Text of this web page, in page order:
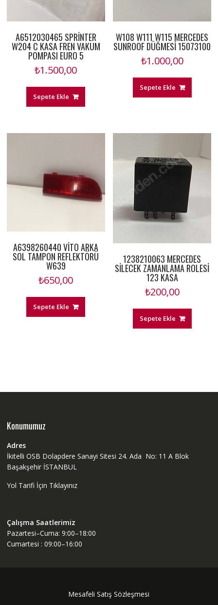
A6512030465 SPRİNTER
W204 C KASA FREN VAKUM
POMPASI EURO 5
₺1.500,00
Sepete Ekle
W108 W111 W115 MERCEDES
SUNROOF DÜĞMESİ 15073100
₺1.000,00
Sepete Ekle
A6398260440 VİTO ARKA
SOL TAMPON REFLEKTÖRÜ
W639
₺650,00
Sepete Ekle
1238210063 MERCEDES
SİLECEK ZAMANLAMA ROLESİ
123 KASA
₺200,00
Sepete Ekle
Konumumuz
Adres
İkitelli OSB Dolapdere Sanayi Sitesi 24. Ada No: 11 A Blok
Başakşehir İSTANBUL
Yol Tarifi İçin Tıklayınız
Çalışma Saatlerimiz
Pazartesi–Cuma: 9:00–18:00
Cumartesi : 09:00–16:00
Mesafeli Satış Sözleşmesi